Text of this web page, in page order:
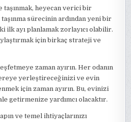
taşınmak, heyecan verici bir
sürecinin ardından yeni bir
ilk ayı planlamak zorlayıcı olabilir.
için birkaç strateji ve
zaman ayırın. Her odanın
yerleştireceğinizi ve evin
için zaman ayırın. Bu, evinizi
getirmenize yardımcı olacaktır.
ve temel ihtiyaçlarınızı